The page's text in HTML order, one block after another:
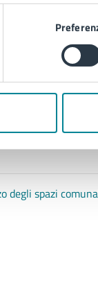
degli spazi